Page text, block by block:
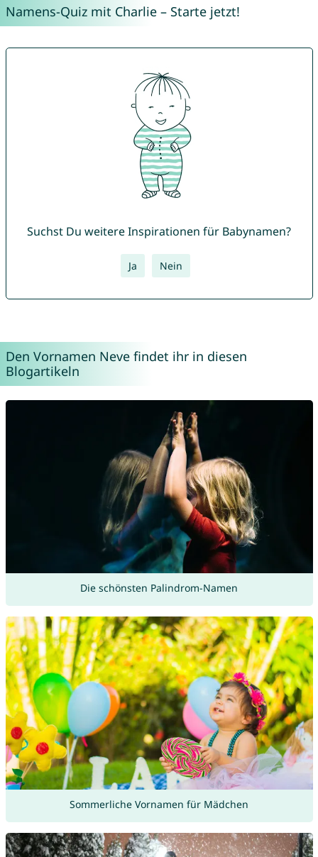
Namens-Quiz mit Charlie – Starte jetzt!
Suchst Du weitere Inspirationen für Babynamen?
Ja Nein
Den Vornamen Neve findet ihr in diesen
Blogartikeln
Die schönsten Palindrom-Namen
Sommerliche Vornamen für Mädchen